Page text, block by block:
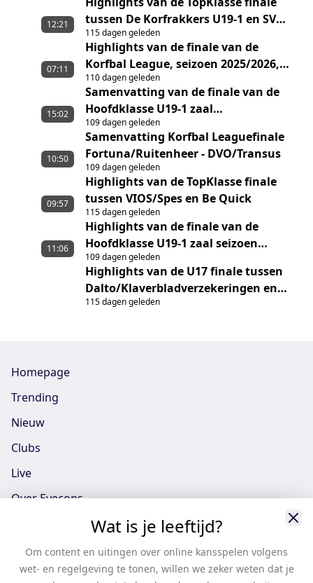
tussen De Korfrakkers U19-1 en SV
Melderslo/Sporting ST U19-1
115 dagen geleden
12:21
Highlights van de finale van de
Korfbal League, seizoen 2025/2026,
tussen Fortuna/Ruitenheer en
DVO/Transus
110 dagen geleden
07:11
Samenvatting van de finale van de
Hoofdklasse U19-1 zaal
LDODK/Rinsma Modeplein U19-1 -
GG/Ronald MCDonald Huis Emma U19-
1
109 dagen geleden
15:02
Samenvatting Korfbal Leaguefinale
Fortuna/Ruitenheer - DVO/Transus
109 dagen geleden
10:50
Highlights van de TopKlasse finale
tussen VIOS/Spes en Be Quick
115 dagen geleden
09:57
Highlights van de finale van de
Hoofdklasse U19-1 zaal seizoen
2025/2026, tussen LDODK/Rinsma
Modeplein U19-1 en GG/Ronald
MCDonald Huis Emma U19-1
109 dagen geleden
11:06
Highlights van de U17 finale tussen
Dalto/Klaverbladverzekeringen en
Unitas/Perspectief
115 dagen geleden
Homepage
Trending
Nieuw
Clubs
Live
Over Eyecons
Eyecons App - iOS
Eyecons App - Android
Vacatures
Wat is je leeftijd?
Om content en uitingen over online kansspelen volgens
wet- en regelgeving te tonen, willen we zeker weten dat je